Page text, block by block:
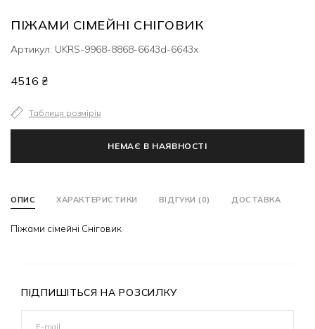
ПІЖАМИ СІМЕЙНІ СНІГОВИК
Артикул: UKRS-9968-8868-6643d-6643x
4516 ₴
Таблиця розмірів
НЕМАЄ В НАЯВНОСТІ
ОПИС ХАРАКТЕРИСТИКИ ВІДГУКИ (0) ДОСТАВКА
Піжами сімейні Сніговик
ПІДПИШІТЬСЯ НА РОЗСИЛКУ